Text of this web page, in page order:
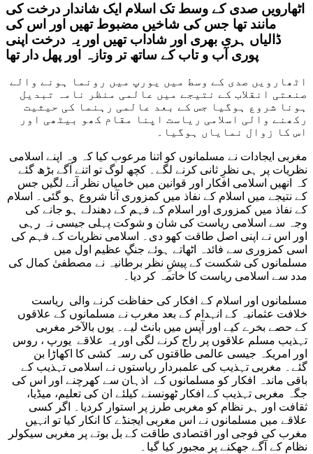
اٹھارویں صدی کے وسط تک اسلام ایک شاندار درخت کی
مانند تھا جس کی شاخیں مضبوط تھیں اور اس کی
ڈالیاں ہری بھری اور شاداب تھیں اور یہ درخت اپنی
پوری آب و تاب کے ساتھ تر وتازہ اور پھل دار تھا
اٹھارویں صدی کے وسط میں یورپ میں رونما ہونے والے
صنعتی انقلاب کے نتیجے میں عالمی منظر نامہ تبدیل
ہونا شروع ہوگیا جس کے بعد عالمی رہنما کی حیثیت
رکھنے والی اسلامی ریاست اپنا مقام کھو بیٹھی اور
اس کا زوال نمایاں ہوگیا۔
مغربی ایجادات نے مسلمانوں کو اتنا مرعوب کیا کہ وہ اپنے اسلامی
نظریات پر ہی نظرِ ثانی کرنے لگے۔ کچھ لوگ تو اتنے آگے بڑھ گئے
کہ انھیں اسلامی افکار اور قوانین میں خامیاں نظر آنے لگیں جس
کے نتیجے میں اسلام کے نفاذ میں کمزوری آنا شروع ہو گئی۔ اسلام
کے نفاذ میں کمزوری اور اسلام کے فہم کے دھندلے ہو جانے کی
وجہ سے اسلامی ریاست کی شان و شوکت پہلی جیسی نہ رہی
اور اس نے اپنی اصل طاقت کھو دی۔ اسلامی نظریات کے فہم کی
اسی کمزوری سے فائدہ اٹھاتے ہوئے جنگِ عظیم اول میں
مسلمانوں کی شکست کے پیشِ نظر برطانیہ نے مصطفیٰ کمال کی
مدد سے اسلامی ریاست کا خاتمہ کر دیا۔
مسلمانوں اور اسلام کے افکار کی حفاظت کرنے والی ریاست
خلافت عثمانیہ کے انہدام کے بعد مغرب نے مسلمانوں کے علاقوں
کے حصے بخرے کیے اور آپس میں بانٹ لیے۔ یوں بالآخر مغربی
تہذیب مسلم علاقوں پر راج کرنے لگی اور یہ علاقے یورپ ، روس
اور امریکہ جیسی عالمی طاقتوں کی رسہ کشی کا اکھاڑا بن
گئے۔ مغربی تہذیب کی علمبردار ریاستوں نے اسلامی تہذیب کے
باقی ماندہ افکار کو مسلمانوں کے اذہان سے کھرچنے اور اس کی
جگہ مغربی تہذیب کے افکار ٹھونسنے کیلئے ان کی تعلیم، میڈیا،
ثقافت اور ہر نظام کو مغربی طرز پر استوار کردیا۔ اگر کسی
علاقے میں مسلمانوں نے اس مغربی ایجنڈے کا انکار کیا تو انہیں
مغرب کی فوجی اور اقتصادی طاقت کے بل بوتے پر مغربی سیکولر
نظام کے آگے جھکنے پر مجبور کیا گیا۔